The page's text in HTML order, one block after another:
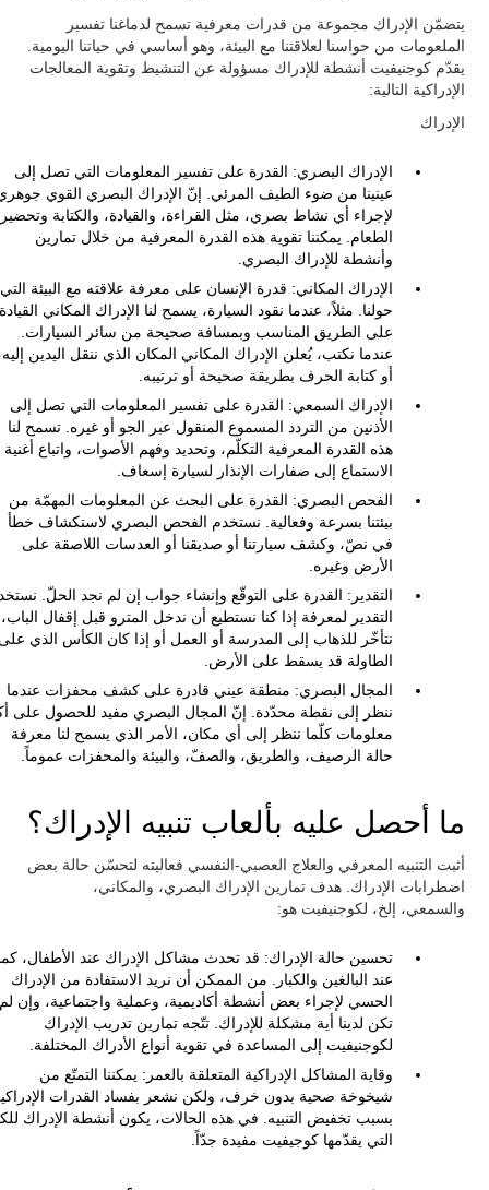
يتضمّن الإدراك مجموعة من قدرات معرفية تسمح لدماغنا تفسير
الملعومات من حواسنا لعلاقتنا مع البيئة، وهو أساسي في حياتنا اليومية.
يقدّم كوجنيفيت أنشطة للإدراك مسؤولة عن التنشيط وتقوية المعالجات
الإدراكية التالية:
الإدراك
الإدراك البصري: القدرة على تفسير المعلومات التي تصل إلى
عينينا من ضوء الطيف المرئي. إنّ الإدراك البصري القوي
لإجراء أي نشاط بصري، مثل القراءة، والقيادة، والكتابة وتحضير
الطعام. يمكننا تقوية هذه القدرة المعرفية من خلال تمارين
وأنشطة للإدراك البصري.
الإدراك المكاني: قدرة الإنسان على معرفة علاقته مع البيئة التي
حولنا. مثلاً، عندما نقود السيارة، يسمح لنا الإدراك المكاني القيادة
على الطريق المناسب وبمسافة صحيحة من سائر السيارات.
عندما نكتب، يُعلن الإدراك المكاني المكان الذي ننقل اليدين
أو كتابة الحرف بطريقة صحيحة أو ترتيبه.
الإدراك السمعي: القدرة على تفسير المعلومات التي تصل إلى
الأذنين من التردد المسموع المنقول عبر الجو أو غيره. تسمح لنا
هذه القدرة المعرفية التكلّم، وتحديد وفهم الأصوات، واتباع أغنية
الاستماع إلى صفارات الإنذار لسيارة إسعاف.
الفحص البصري: القدرة على البحث عن المعلومات المهمّة من
بيئتنا بسرعة وفعالية. نستخدم الفحص البصري لاستكشاف خطأ
في نصّ، وكشف سيارتنا أو صديقنا أو العدسات اللاصقة على
الأرض وغيره.
التقدير: القدرة على التوقّع وإنشاء جواب إن لم نجد الحلّ.
التقدير لمعرفة إذا كنا نستطيع أن ندخل المترو قبل إقفال
نتأخّر للذهاب إلى المدرسة أو العمل أو إذا كان الكأس الذي
الطاولة قد يسقط على الأرض.
المجال البصري: منطقة عيني قادرة على كشف محفزات عندما
ننظر إلى نقطة محدّدة. إنّ المجال البصري مفيد للحصول على
معلومات كلّما ننظر إلى أي مكان، الأمر الذي يسمح لنا معرفة
حالة الرصيف، والطريق، والصفّ، والبيئة والمحفزات عموماً.
ما أحصل عليه بألعاب تنبيه الإدراك؟
أثبت التنبيه المعرفي والعلاج العصبي-النفسي فعاليته لتحسّن حالة بعض
اضطرابات الإدراك. هدف تمارين الإدراك البصري، والمكاني،
والسمعي، إلخ، لكوجنيفيت هو:
تحسين حالة الإدراك: قد تحدث مشاكل الإدراك عند الأطفال،
عند البالغين والكبار. من الممكن أن نريد الاستفادة من الإدراك
الحسي لإجراء بعض أنشطة أكاديمية، وعملية واجتماعية، وإن لم
تكن لدينا أية مشكلة للإدراك. تتّجه تمارين تدريب الإدراك
لكوجنيفيت إلى المساعدة في تقوية أنواع الأدراك المختلفة.
وقاية المشاكل الإدراكية المتعلقة بالعمر: يمكننا التمتّع من
شيخوخة صحية بدون خرف، ولكن نشعر بفساد القدرات
بسبب تخفيض التنبيه. في هذه الحالات، يكون أنشطة الإدراك
التي يقدّمها كوجيفيت مفيدة جدّاً.